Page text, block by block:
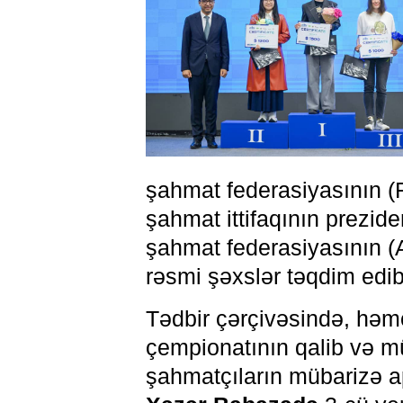
şahmat federasiyasının
şahmat ittifaqının
şahmat federasiyasının
rəsmi şəxslər təqdim
Tədbir çərçivəsində,
çempionatının qalib və
şahmatçıların mübarizə